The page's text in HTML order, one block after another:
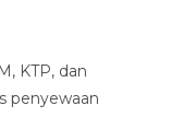
KTP, dan
penyewaan